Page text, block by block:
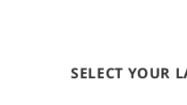
SELECT YOUR